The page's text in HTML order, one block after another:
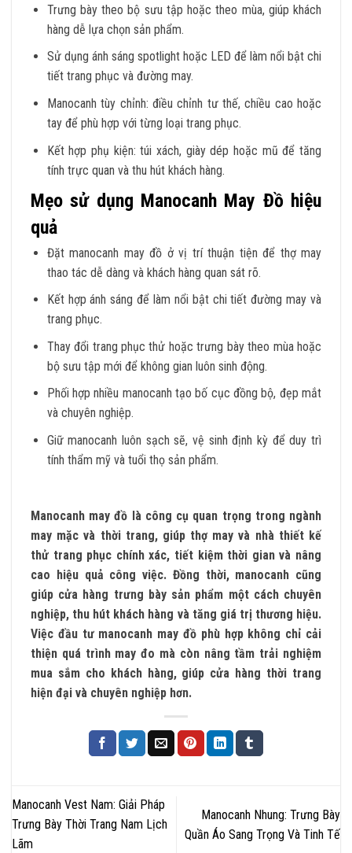
Trưng bày theo bộ sưu tập hoặc theo mùa, giúp khách
hàng dễ lựa chọn sản phẩm.
Sử dụng ánh sáng spotlight hoặc LED để làm nổi bật chi
tiết trang phục và đường may.
Manocanh tùy chỉnh: điều chỉnh tư thế, chiều cao hoặc
tay để phù hợp với từng loại trang phục.
Kết hợp phụ kiện: túi xách, giày dép hoặc mũ để tăng
tính trực quan và thu hút khách hàng.
Mẹo sử dụng Manocanh May Đồ hiệu
quả
Đặt manocanh may đồ ở vị trí thuận tiện để thợ may
thao tác dễ dàng và khách hàng quan sát rõ.
Kết hợp ánh sáng để làm nổi bật chi tiết đường may và
trang phục.
Thay đổi trang phục thử hoặc trưng bày theo mùa hoặc
bộ sưu tập mới để không gian luôn sinh động.
Phối hợp nhiều manocanh tạo bố cục đồng bộ, đẹp mắt
và chuyên nghiệp.
Giữ manocanh luôn sạch sẽ, vệ sinh định kỳ để duy trì
tính thẩm mỹ và tuổi thọ sản phẩm.
Manocanh may đồ là công cụ quan trọng trong ngành
may mặc và thời trang, giúp thợ may và nhà thiết kế
thử trang phục chính xác, tiết kiệm thời gian và nâng
cao hiệu quả công việc. Đồng thời, manocanh cũng
giúp cửa hàng trưng bày sản phẩm một cách chuyên
nghiệp, thu hút khách hàng và tăng giá trị thương hiệu.
Việc đầu tư manocanh may đồ phù hợp không chỉ cải
thiện quá trình may đo mà còn nâng tầm trải nghiệm
mua sắm cho khách hàng, giúp cửa hàng thời trang
hiện đại và chuyên nghiệp hơn.
Manocanh Vest Nam: Giải Pháp
Trưng Bày Thời Trang Nam Lịch
Lãm
Manocanh Nhung: Trưng Bày
Quần Áo Sang Trọng Và Tinh Tế